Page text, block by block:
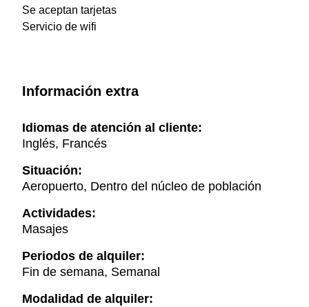
Se aceptan tarjetas
Servicio de wifi
Información extra
Idiomas de atención al cliente:
Inglés, Francés
Situación:
Aeropuerto, Dentro del núcleo de población
Actividades:
Masajes
Periodos de alquiler:
Fin de semana, Semanal
Modalidad de alquiler: